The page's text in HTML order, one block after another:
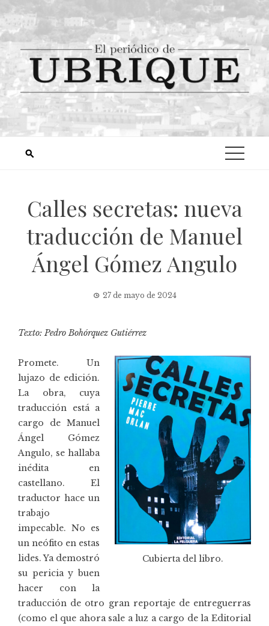
Calles secretas: nueva
traducción de Manuel
Ángel Gómez Angulo
27 de mayo de 2024
Texto: Pedro Bohórquez Gutiérrez
Cubierta del libro.
Promete. Un
lujazo de edición.
La obra, cuya
traducción está a
cargo de Manuel
Ángel Gómez
Angulo, se hallaba
inédita en
castellano. El
traductor hace un
trabajo
impecable. No es
un neófito en estas
lides. Ya demostró
su pericia y buen
hacer con la
traducción de otro gran reportaje de entreguerras
(como el que ahora sale a luz a cargo de la Editorial